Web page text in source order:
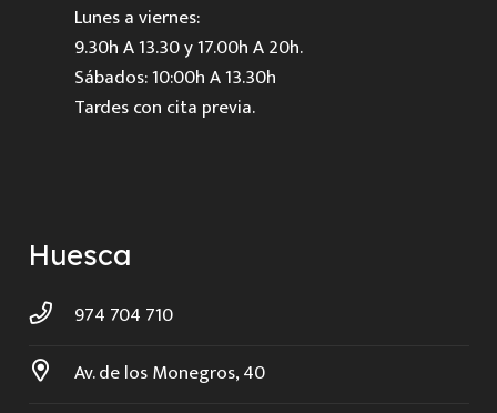
Lunes a viernes:
9.30h A 13.30 y 17.00h A 20h.
Sábados: 10:00h A 13.30h
Tardes con cita previa.
Huesca
974 704 710
Av. de los Monegros, 40